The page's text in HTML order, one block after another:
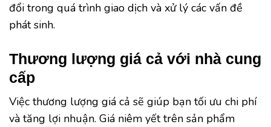
đổi trong quá trình giao dịch và xử lý các vấn đề
phát sinh.
Thương lượng giá cả với nhà cung
cấp
Việc thương lượng giá cả sẽ giúp bạn tối ưu chi phí
và tăng lợi nhuận. Giá niêm yết trên sản phẩm